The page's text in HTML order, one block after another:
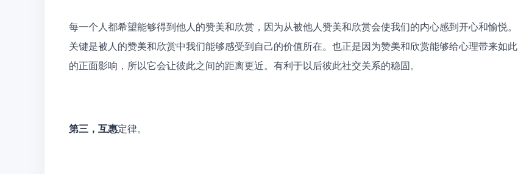
每一个人都希望能够得到他人的赞美和欣赏，因为从被他人赞美和欣赏会使我们的内心感到开心和愉悦。
关键是被人的赞美和欣赏中我们能够感受到自己的价值所在。也正是因为赞美和欣赏能够给心理带来如此
的正面影响，所以它会让彼此之间的距离更近。有利于以后彼此社交关系的稳固。
第三， 互惠定律。